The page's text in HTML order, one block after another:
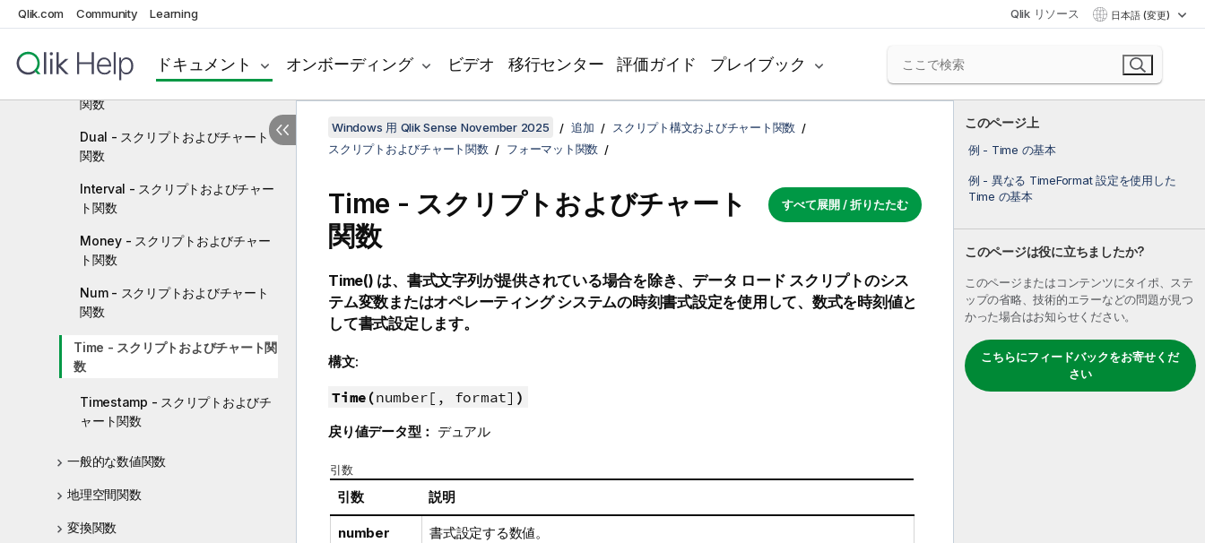
Qlik.com Community Learning Qlik リソース 日本語 (変更)
ドキュメント オンボーディング ビデオ 移行センター 評価ガイド プレイブック
フォーマット関数
ApplyCodepage - スクリプトおよ
びチャート関数
Date - スクリプトおよびチャート
関数
Dual - スクリプトおよびチャート
関数
Interval - スクリプトおよびチャー
ト関数
Money - スクリプトおよびチャー
ト関数
Num - スクリプトおよびチャート
関数
Time - スクリプトおよびチャート関
数
Timestamp - スクリプトおよびチ
ャート関数
一般的な数値関数
地理空間関数
変換関数
このページ上
例 - Time の基本
例 - 異なる TimeFormat 設定を使用した
Time の基本
このページは役に立ちましたか?
このページまたはコンテンツにタイポ、ステ
ップの省略、技術的エラーなどの問題が見つ
かった場合はお知らせください。
こちらにフィードバックをお寄せくだ
さい
Windows 用 Qlik Sense November 2025 追加
スクリプト構文およびチャート関数
スクリプトおよびチャート関数
フォーマット関数
すべて展開 / 折りたたむ
Time - スクリプトおよびチャート
関数
Time() は、書式文字列が提供されている場合を除き、データ ロード スクリプトのシス
テム変数またはオペレーティング システムの時刻書式設定を使用して、数式を時刻値と
して書式設定します。
構文:
Time(number[, format] )
戻り値データ型： デュアル
引数
引数 説明
number 書式設定する数値。